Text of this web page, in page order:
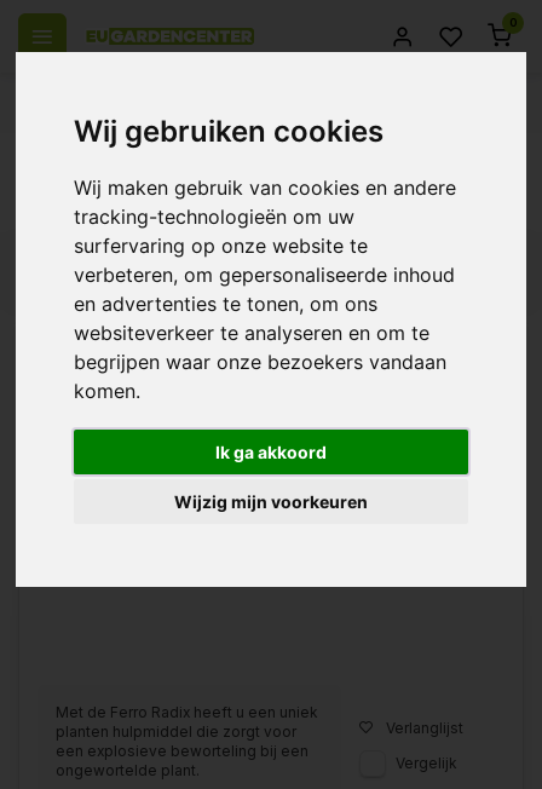
Wij gebruiken cookies
Wij maken gebruik van cookies en andere
tracking-technologieën om uw
surfervaring op onze website te
verbeteren, om gepersonaliseerde inhoud
en advertenties te tonen, om ons
websiteverkeer te analyseren en om te
begrijpen waar onze bezoekers vandaan
komen.
Ik ga akkoord
Wijzig mijn voorkeuren
0
Producten getagd met Ferro Radix
€24,45
Met de Ferro Radix heeft u een uniek
planten hulpmiddel die zorgt voor
een explosieve beworteling bij een
ongewortelde plant.
Verlanglijst
Vergelijk